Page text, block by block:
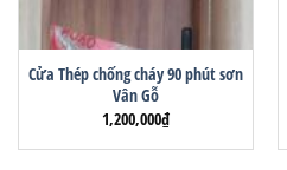
Cửa Thép chống cháy 90 phút sơn
Vân Gỗ
1,200,000₫